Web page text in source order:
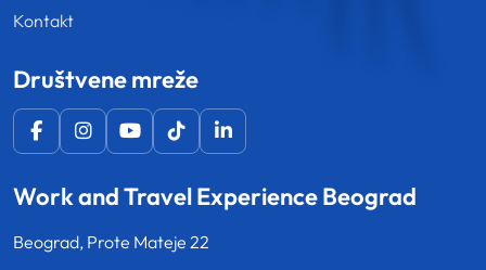
Kontakt
Društvene mreže
Work and Travel Experience Beograd
Beograd, Prote Mateje 22